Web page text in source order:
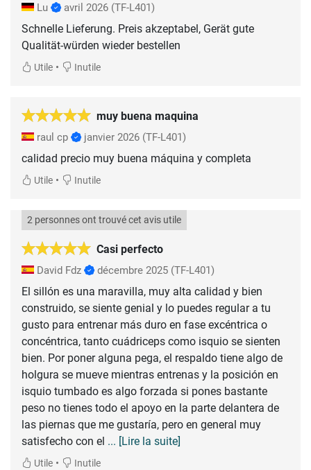
Lu avril 2026 (TF-L401)
Schnelle Lieferung. Preis akzeptabel, Gerät gute
Qualität-würden wieder bestellen
Utile • Inutile
muy buena maquina
raul cp janvier 2026 (TF-L401)
calidad precio muy buena máquina y completa
Utile • Inutile
Casi perfecto
2 personnes ont trouvé cet avis utile
David Fdz décembre 2025 (TF-L401)
El sillón es una maravilla, muy alta calidad y bien
construido, se siente genial y lo puedes regular a tu
gusto para entrenar más duro en fase excéntrica o
concéntrica, tanto cuádriceps como isquio se sienten
bien. Por poner alguna pega, el respaldo tiene algo de
holgura se mueve mientras entrenas y la posición en
isquio tumbado es algo forzada si pones bastante
peso no tienes todo el apoyo en la parte delantera de
las piernas que me gustaría, pero en general muy
satisfecho con el ... [Lire la suite]
Utile • Inutile